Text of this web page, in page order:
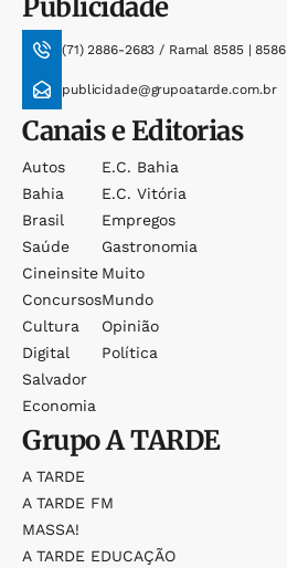
Publicidade
(71) 2886-2683 / Ramal 8585 | 8586
publicidade@grupoatarde.com.br
Canais e Editorias
Autos
Bahia
Brasil
Saúde
Cineinsite
Concursos
Cultura
Digital
Salvador
Economia
E.c. Bahia
E.c. Vitória
Empregos
Gastronomia
Muito
Mundo
Opinião
Política
GrupoA TARDE
A TARDE
A TARDE FM
MASSA!
A TARDE EDUCAÇÃO